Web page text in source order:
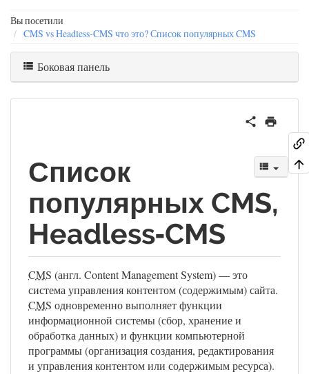
Вы посетили
CMS vs Headless‑CMS что это? Список популярных CMS
Боковая панель
Список
популярных CMS,
Headless‑CMS
CMS (англ. Content Management System) — это
система управления контентом (содержимым) сайта.
CMS одновременно выполняет функции
информационной системы (сбор, хранение и
обработка данных) и функции компьютерной
программы (организация создания, редактирования
и управления контентом или содержимым ресурса).